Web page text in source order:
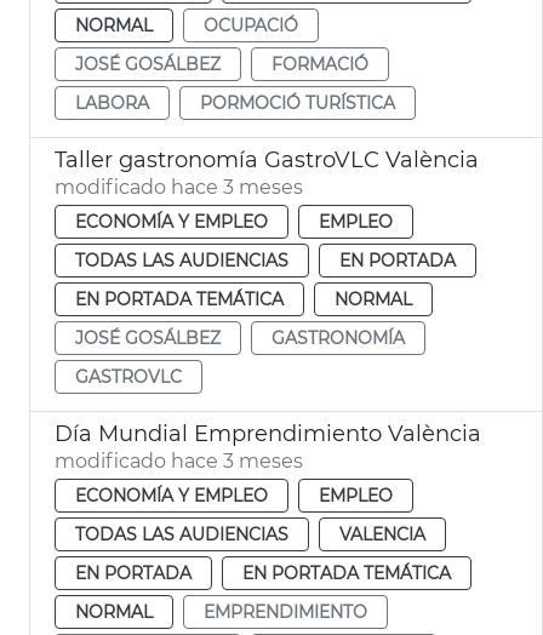
NORMAL
OCUPACIÓ
JOSÉ GOSÁLBEZ
FORMACIÓ
LABORA
PORMOCIÓ TURÍSTICA
Taller gastronomía GastroVLC València
modificado hace 3 meses
ECONOMÍA Y EMPLEO
EMPLEO
TODAS LAS AUDIENCIAS
EN PORTADA
EN PORTADA TEMÁTICA
NORMAL
JOSÉ GOSÁLBEZ
GASTRONOMÍA
GASTROVLC
Día Mundial Emprendimiento València
modificado hace 3 meses
ECONOMÍA Y EMPLEO
EMPLEO
TODAS LAS AUDIENCIAS
VALENCIA
EN PORTADA
EN PORTADA TEMÁTICA
NORMAL
EMPRENDIMIENTO